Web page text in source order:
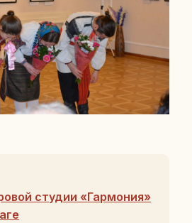
студии «Гармония»